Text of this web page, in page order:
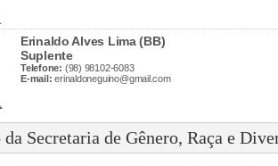
Erinaldo Alves Lima (BB)
Suplente
Telefone: (98) 98102-6083
E-mail: erinaldoneguino@gmail.com
da Secretaria de Gênero, Raça e